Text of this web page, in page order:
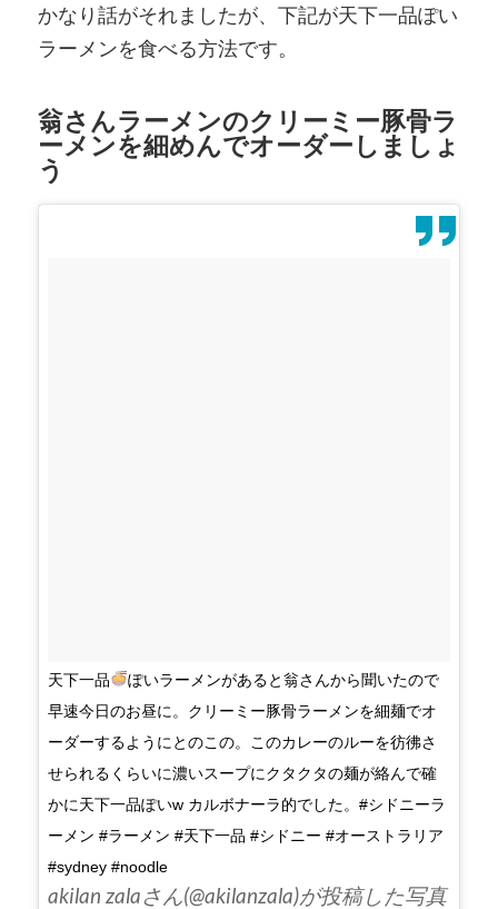
かなり話がそれましたが、下記が天下一品ぽい
ラーメンを食べる方法です。
翁さんラーメンのクリーミー豚骨ラ
ーメンを細めんでオーダーしましょ
う
天下一品
ぽいラーメンがあると翁さんから聞いたので
早速今日のお昼に。クリーミー豚骨ラーメンを細麺でオ
ーダーするようにとのこの。このカレーのルーを彷彿さ
せられるくらいに濃いスープにクタクタの麺が絡んで確
かに天下一品ぽいw カルボナーラ的でした。#シドニーラ
ーメン #ラーメン #天下一品 #シドニー #オーストラリア
#sydney #noodle
akilan zalaさん(@akilanzala)が投稿した写真